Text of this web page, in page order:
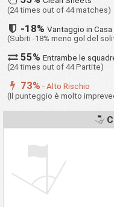
(24 times out of 44 matches)
-18%Vantaggio in Casa
(Subiti -18% meno gol del
55%Entrambe le
(24 times out of 44 Partite)
73% - Alto Rischio
(Il punteggio è molto